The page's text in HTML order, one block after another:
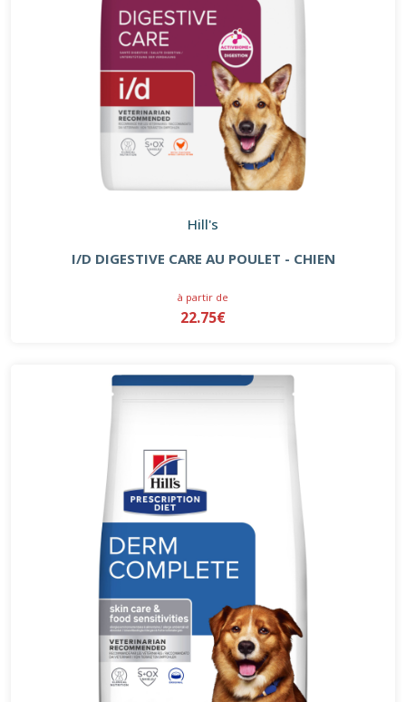
Hill's
I/D DIGESTIVE CARE AU POULET - CHIEN
à partir de
22.75€